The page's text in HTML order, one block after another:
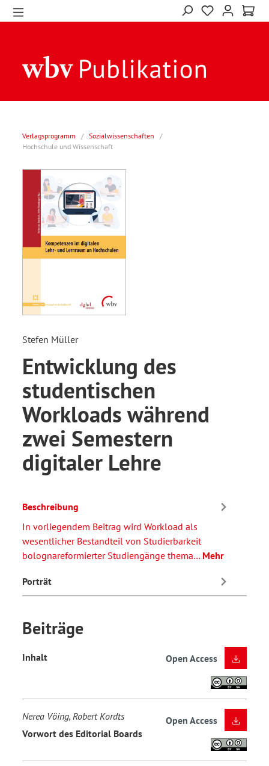
Verlagsprogramm / Sozialwissenschaften
/
Hochschule und Wissenschaft
Stefen Müller
Entwicklung des
studentischen
Workloads während
zwei Semestern
digitaler Lehre
Beschreibung
In vorliegendem Beitrag wird Workload als
wesentlicher Bestandteil von Studierbarkeit
bolognareformierter Studiengänge thema… Mehr
Porträt
Beiträge
Inhalt Open Access
Nerea Vöing, Robert Kordts
Vorwort des Editorial Boards
Open Access